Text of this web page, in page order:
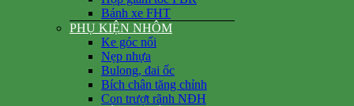
Bánh xe FHT
PHỤ KIỆN NHÔM
Ke góc nổi
Nẹp nhựa
Bulong, đai ốc
Bích chân tăng chỉnh
Con trượt rãnh NĐH